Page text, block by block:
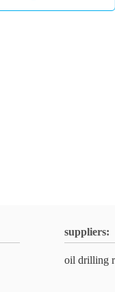
suppliers:
oil drilling